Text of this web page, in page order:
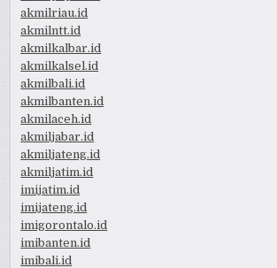
akmilriau.id
akmilntt.id
akmilkalbar.id
akmilkalsel.id
akmilbali.id
akmilbanten.id
akmilaceh.id
akmiljabar.id
akmiljateng.id
akmiljatim.id
imijatim.id
imijateng.id
imigorontalo.id
imibanten.id
imibali.id